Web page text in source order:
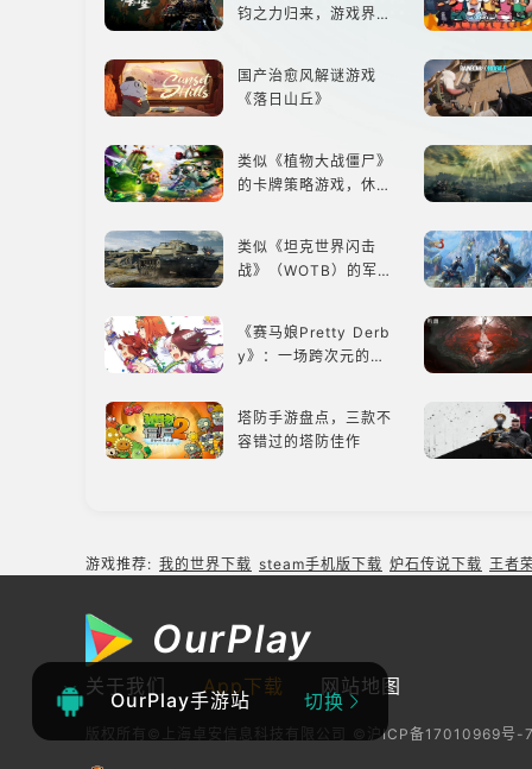
钧之力归来，游戏界的
国产治愈风解谜游戏
《落日山丘》
类似《植物大战僵尸》
的卡牌策略游戏，休闲
类似《坦克世界闪击
战》（WOTB）的军事
《赛马娘Pretty Derb
y》：一场跨次元的竞
塔防手游盘点，三款不
容错过的塔防佳作
这里
想！
类似《纪念碑谷》的解
谜类游戏推荐：体验沉
碎片
游戏推荐: 我的世界下载 steam手机版下载 炉石传说下载 王者
OurPlay
关于我们 App下载 网站地图
版权所有©上海卓安信息科技有限公司 ©沪ICP备17010969号-
OurPlay手游站 切换